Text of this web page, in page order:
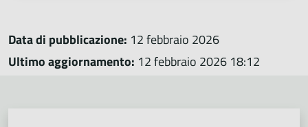
Data di pubblicazione: 12 febbraio 2026
Ultimo aggiornamento: 12 febbraio 2026 18:12